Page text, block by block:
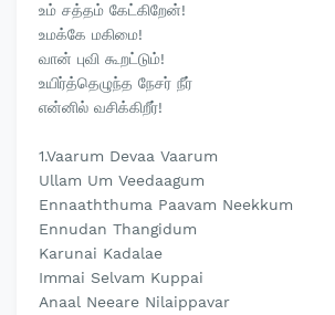
உம் சத்தம் கேட்கிறேன்!
உமக்கே மகிமை!
வான் புவி கூறட்டும்!
உயிர்த்தெழுந்த நேசர் நீர்
என்னில் வசிக்கிறீர்!
1.Vaarum Devaa Vaarum
Ullam Um Veedaagum
Ennaaththuma Paavam Neekkum
Ennudan Thangidum
Karunai Kadalae
Immai Selvam Kuppai
Anaal Neeare Nilaippavar